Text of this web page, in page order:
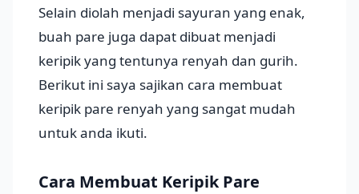
Selain diolah menjadi sayuran yang enak,
buah pare juga dapat dibuat menjadi
keripik yang tentunya renyah dan gurih.
Berikut ini saya sajikan cara membuat
keripik pare renyah yang sangat mudah
untuk anda ikuti.
Cara Membuat Keripik Pare